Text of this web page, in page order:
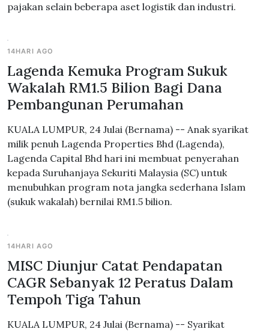
pajakan selain beberapa aset logistik dan industri.
14HARI AGO
Lagenda Kemuka Program Sukuk
Wakalah RM1.5 Bilion Bagi Dana
Pembangunan Perumahan
KUALA LUMPUR, 24 Julai (Bernama) -- Anak syarikat
milik penuh Lagenda Properties Bhd (Lagenda),
Lagenda Capital Bhd hari ini membuat penyerahan
kepada Suruhanjaya Sekuriti Malaysia (SC) untuk
menubuhkan program nota jangka sederhana Islam
(sukuk wakalah) bernilai RM1.5 bilion.
14HARI AGO
MISC Diunjur Catat Pendapatan
CAGR Sebanyak 12 Peratus Dalam
Tempoh Tiga Tahun
KUALA LUMPUR, 24 Julai (Bernama) -- Syarikat